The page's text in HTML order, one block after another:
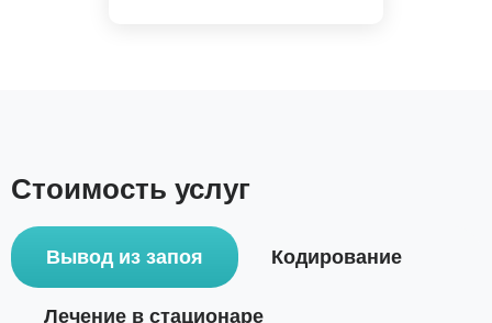
Стоимость услуг
Вывод из запоя Кодирование
Лечение в стационаре